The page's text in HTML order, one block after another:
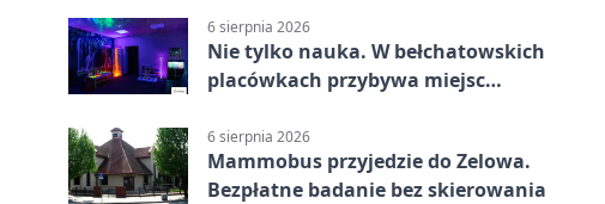
6 sierpnia 2026
Nie tylko nauka. W bełchatowskich
placówkach przybywa miejsc
6 sierpnia 2026
Mammobus przyjedzie do Zelowa.
Bezpłatne badanie bez skierowania